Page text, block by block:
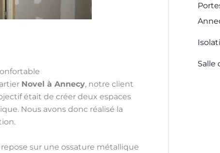
Novel à Annecy, notre client
était de créer deux espaces
Nous avons donc réalisé la
repose sur une ossature métallique
Salle